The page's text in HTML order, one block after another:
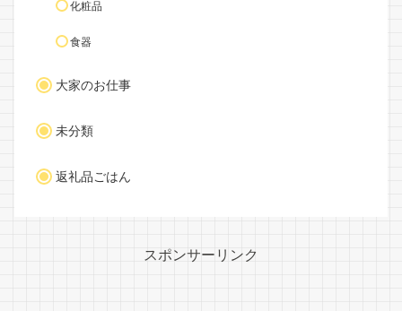
化粧品
食器
大家のお仕事
未分類
返礼品ごはん
スポンサーリンク